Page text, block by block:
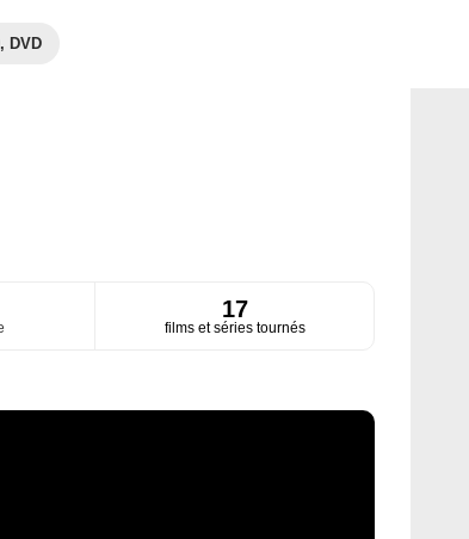
DVD
17
films et séries tournés